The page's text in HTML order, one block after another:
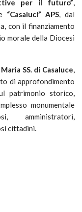
per il futuro”,
“Casaluci” APS, dal
con il finanziamento
morale della Diocesi
Maria SS. di Casaluce,
di approfondimento
patrimonio storico,
monumentale
amministratori,
cittadini.